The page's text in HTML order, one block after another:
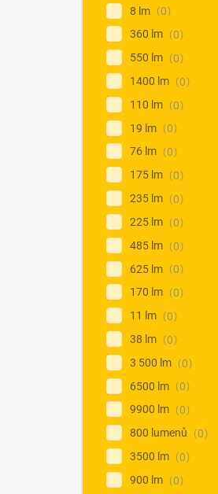
8 lm
0
360 lm
0
550 lm
0
1400 lm
0
110 lm
0
19 lm
0
76 lm
0
175 lm
0
235 lm
0
225 lm
0
485 lm
0
625 lm
0
170 lm
0
11 lm
0
38 lm
0
3 500 lm
0
6500 lm
0
9900 lm
0
800 lumenů
0
3500 lm
0
900 lm
0